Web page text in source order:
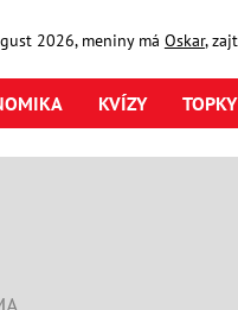
2026, meniny má Oskar,
KVÍZY